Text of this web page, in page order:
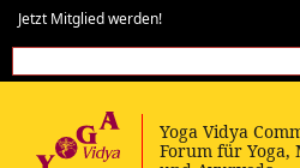
Jetzt Mitglied werden!